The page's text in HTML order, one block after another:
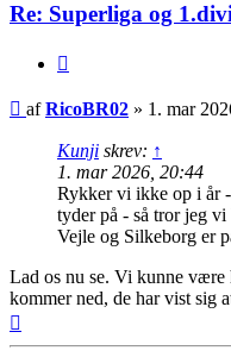
Re: Superliga og
Indlæg
afRicoBR02 » 1. mar
Kunji skrev: ↑
1. mar 2026, 20:44
Rykker vi ikke op i år
tyder på - så tror jeg
Vejle og Silkeborg er
Lad os nu se. Vi kunne være
kommer ned, de har vist sig